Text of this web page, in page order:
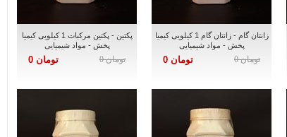
زانتان گام - زانتان گام 1 کیلویی کیمیا
پخش - مواد شیمیایی
تومان 0 تومان 0
پکتین - پکتین مرکبات 1 کیلویی کیمیا
پخش - مواد شیمیایی
تومان 0 تومان 0